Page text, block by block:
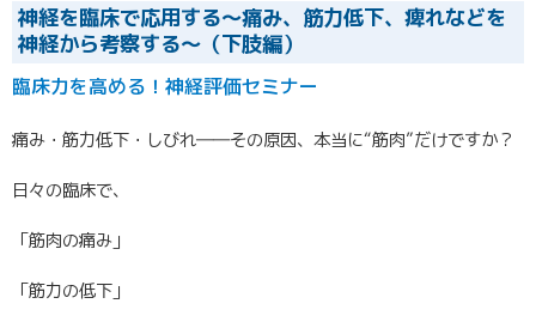
神経を臨床で応用する～痛み、筋力低下、痺れなどを
神経から考察する～（下肢編）
臨床力を高める！神経評価セミナー
痛み・筋力低下・しびれ――その原因、本当に“筋肉”だけですか？
日々の臨床で、
「筋肉の痛み」
「筋力の低下」